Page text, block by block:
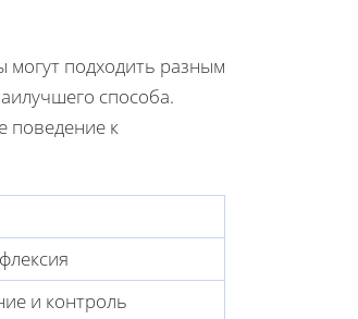
подходить разным
способа.
поведение к
и контроль